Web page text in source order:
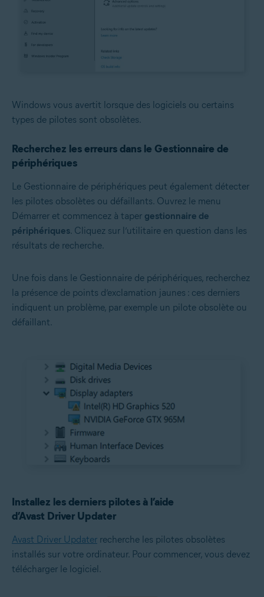
Windows vous avertit lorsque des logiciels ou certains
types de pilotes sont obsolètes.
Recherchez les erreurs dans le Gestionnaire de
périphériques
Le Gestionnaire de périphériques peut également détecter
les pilotes obsolètes ou défaillants. Ouvrez le menu
Démarrer et commencez à taper gestionnaire de
périphériques. Cliquez sur l’utilitaire en question dans les
résultats de recherche.
Une fois dans le Gestionnaire de périphériques, recherchez
la présence de points d’exclamation jaunes : ces derniers
indiquent un problème, par exemple un pilote obsolète ou
défaillant.
Installez les derniers pilotes à l’aide
d’Avast Driver Updater
Avast Driver Updater recherche les pilotes obsolètes
installés sur votre ordinateur. Pour commencer, vous devez
télécharger le logiciel.